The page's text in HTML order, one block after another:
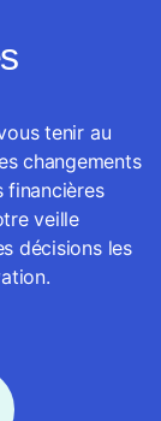
tenir au
changements
financières
veille
décisions les